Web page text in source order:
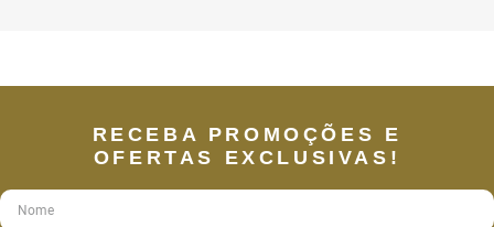
RECEBA PROMOÇÕES E
OFERTAS EXCLUSIVAS!